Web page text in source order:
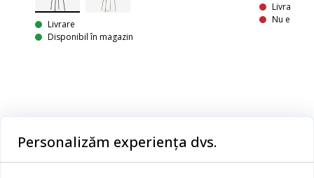
Livrare
Disponibil în magazin
Livrare
Nu este
Personalizăm experiența dvs.